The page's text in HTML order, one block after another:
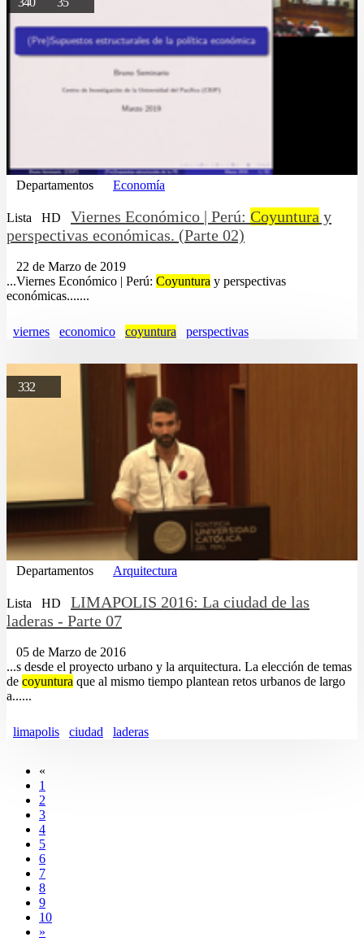
Departamentos Economía
Lista HD Viernes Económico | Perú: Coyuntura y
perspectivas económicas. (Parte 02)
22 de Marzo de 2019
...Viernes Económico | Perú: Coyuntura y perspectivas
económicas.......
viernes economico coyuntura perspectivas
332
Departamentos Arquitectura
Lista HD
LIMAPOLIS 2016: La ciudad de las
laderas - Parte 07
05 de Marzo de 2016
...s desde el proyecto urbano y la arquitectura. La elección de temas
de coyuntura que al mismo tiempo plantean retos urbanos de largo
a......
limapolis ciudad laderas
«
1
2
3
4
5
6
7
8
9
10
»